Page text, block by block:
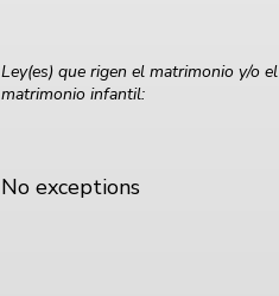
Ley(es) que rigen el matrimonio y/o el
matrimonio infantil:
No exceptions